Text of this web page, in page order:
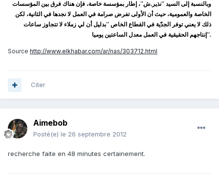
وبالنسبة إلى السيد ''نذير.ش''، إطار بمؤسسة خاصة، فإن هناك فرق بين المؤسسات
الخاصة والعمومية، حيث أن الأولى تفرض صرامة في العمل لا نجدها في الثانية، لكن
ذلك لا يعني توفر الجدّية في القطاع الخاص ''بدليل أن لي زملاء لا تتجاوز ساعات
إنتاجهم الحقيقية في العمل معدل الساعتين يوميا''.
Source http://www.elkhabar.com/ar/nas/303712.html
Citer
Aimebob
Posté(e) le 26 septembre 2012
recherche faite en 48 minutes certainement.